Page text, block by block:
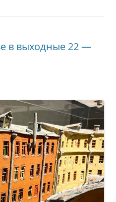
в выходные 22 —